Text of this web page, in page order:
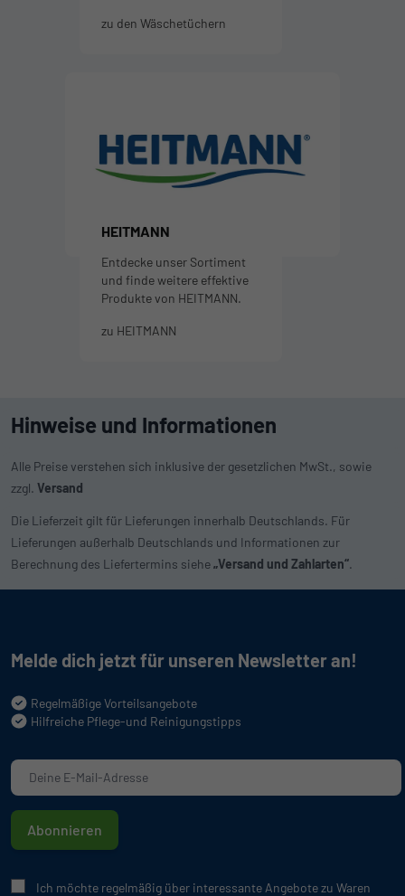
zu den Wäschetüchern
HEITMANN
Entdecke unser Sortiment
und finde weitere effektive
Produkte von HEITMANN.
zu HEITMANN
Hinweise und Informationen
Alle Preise verstehen sich inklusive der gesetzlichen MwSt., sowie
zzgl. Versand
Die Lieferzeit gilt für Lieferungen innerhalb Deutschlands. Für
Lieferungen außerhalb Deutschlands und Informationen zur
Berechnung des Liefertermins siehe„Versand und Zahlarten“.
Melde dich jetzt für unseren Newsletter an!
Regelmäßige Vorteilsangebote
Hilfreiche Pflege-und Reinigungstipps
Abonnieren
Ich möchte regelmäßig über interessante Angebote zu Waren